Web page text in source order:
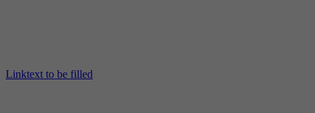
Linktext to be filled